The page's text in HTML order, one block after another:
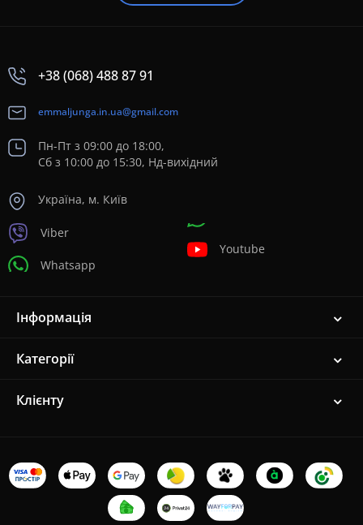
+38 (068) 488 87 91
emmaljunga.in.ua@gmail.com
Пн-Пт з 09:00 до 18:00,
Сб з 10:00 до 15:30, Нд-вихідний
Україна, м. Київ
Viber
Whatsapp
Youtube
Інформація
Категорії
Клієнту